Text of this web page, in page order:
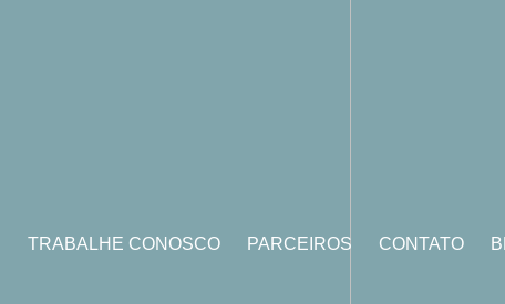
TRABALHE CONOSCO PARCEIROS CONTATO